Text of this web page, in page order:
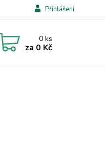
Přihlášení
0ks
za 0 Kč